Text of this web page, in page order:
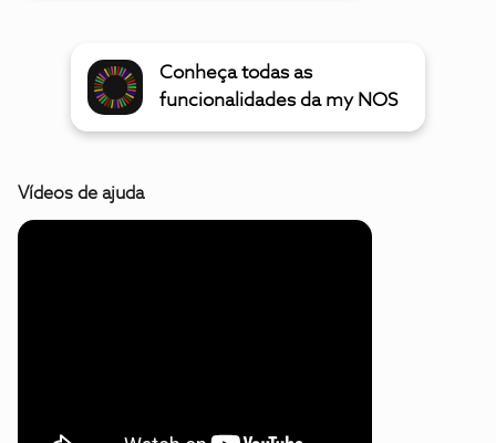
Conheça todas as
funcionalidades da my NOS
Vídeos de ajuda